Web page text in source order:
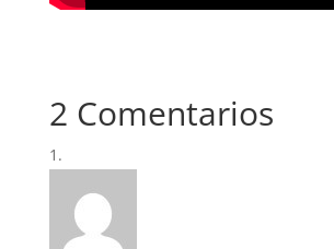
2 Comentarios